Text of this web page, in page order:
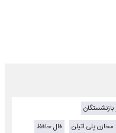
بازنشستگان
مخازن پلی اتیلن
فال حافظ